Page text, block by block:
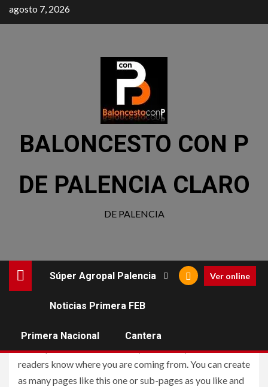
agosto 7, 2026
BALONCESTO CON P
DE PALENCIA CLARO
DE PALENCIA
Súper Agropal Palencia
Noticias Primera FEB
Primera Nacional Cantera
Ver online
About
This is an example of a WordPress page, you could edit
this to put information about yourself or your site so
readers know where you are coming from. You can create
as many pages like this one or sub-pages as you like and